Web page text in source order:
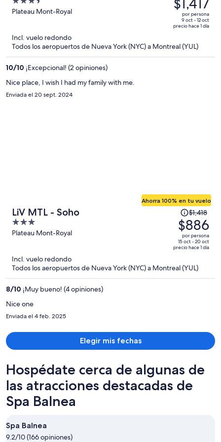
native language and English makes it difficult to find something
enjoyable. Plus it doesn't support streaming, so I couldn't use my
YouTube or other applications as I normally do when travelling. I
overall give a 7.5 out of 10 because the price is very competitive.
out
5
Plateau Mont-Royal
era
de
$2,549
ahora
$1,417
por persona
9 oct - 12 oct
precio hace 1 día
Incl. vuelo redondo
Todos los aeropuertos de Nueva York (NYC) a Montreal (YUL)
10/10 ¡Excepcional! (2 opiniones)
Nice place, I wish I had my family with me.
Enviada el 20 sept. 2024
LiV MTL - Soho
3
out
Plateau Mont-Royal
Ahorra 100% en tu vuelo
El
precio
era
de
$1,418
ahora
$1,418
$886
por persona
15 oct - 20 oct
precio hace 1 día
Incl. vuelo redondo
Todos los aeropuertos de Nueva York (NYC) a Montreal (YUL)
8/10 ¡Muy bueno! (4 opiniones)
Nice one
Enviada el 4 feb. 2025
Elegir mis fechas
Hospédate cerca de algunas de
las atracciones destacadas de
Spa Balnea
Spa Balnea
9.2/10 (166 opiniones)